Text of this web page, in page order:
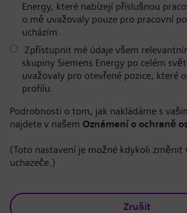
Energy, které nabízejí příslušnou
o mě uvažovaly pouze pro pracovní
ucházím.
Zpřístupnit mé údaje všem
skupiny Siemens Energy po celém
uvažovaly pro otevřené pozice, které
profilu.
Podrobnosti o tom, jak nakládáme s
najdete v našem Oznámení o ochraně
(Toto nastavení je možné kdykoli změnit
uchazeče.)
Zrušit